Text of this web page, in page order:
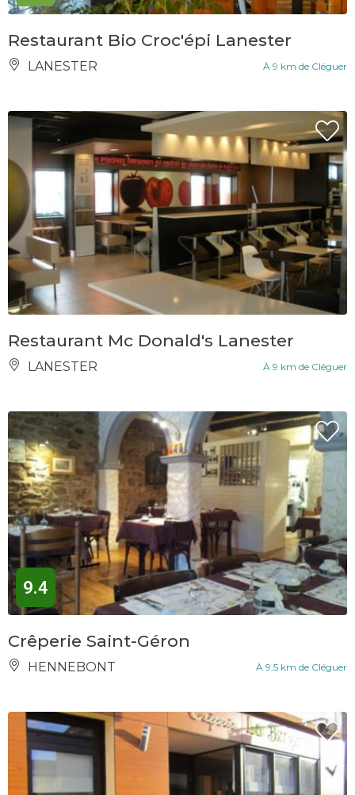
Restaurant Bio Croc'épi Lanester
LANESTER À 9 km de Cléguer
Restaurant Mc Donald's Lanester
LANESTER À 9 km de Cléguer
9.4
Crêperie Saint-Géron
HENNEBONT À 9.5 km de Cléguer